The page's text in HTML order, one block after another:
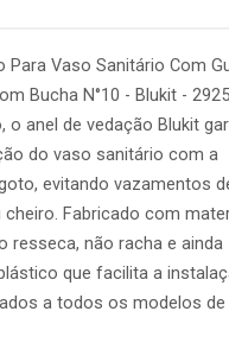
Para Vaso Sanitário Com
Bucha N°10 - Blukit -
o anel de vedação Blukit
do vaso sanitário com a
evitando vazamentos
cheiro. Fabricado com
resseca, não racha e ainda
que facilita a
a todos os modelos